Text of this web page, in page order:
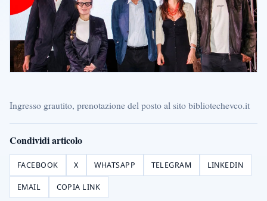
Ingresso grautito, prenotazione del posto al sito bibliotechevco.it
Condividi articolo
FACEBOOK X WHATSAPP TELEGRAM LINKEDIN
EMAIL COPIA LINK